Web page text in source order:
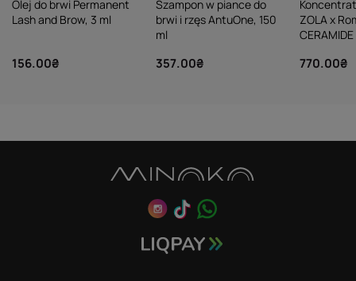
Olej do brwi Permanent
Lash and Brow, 3 ml
156.00₴
Szampon w piance do
brwi i rzęs AntuOne, 150
ml
357.00₴
ZOLA x
CERAMIDE
770.00₴